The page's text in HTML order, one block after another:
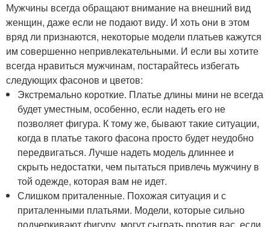
Мужчины всегда обращают внимание на внешний вид
женщин, даже если не подают виду. И хоть они в этом
вряд ли признаются, некоторые модели платьев кажутся
им совершенно непривлекательными. И если вы хотите
всегда нравиться мужчинам, постарайтесь избегать
следующих фасонов и цветов:
Экстремально короткие. Платье длины мини не всегда
будет уместным, особенно, если надеть его не
позволяет фигура. К тому же, бывают такие ситуации,
когда в платье такого фасона просто будет неудобно
передвигаться. Лучше надеть модель длиннее и
скрыть недостатки, чем пытаться привлечь мужчину в
той одежде, которая вам не идет.
Слишком приталенные. Похожая ситуация и с
приталенными платьями. Модели, которые сильно